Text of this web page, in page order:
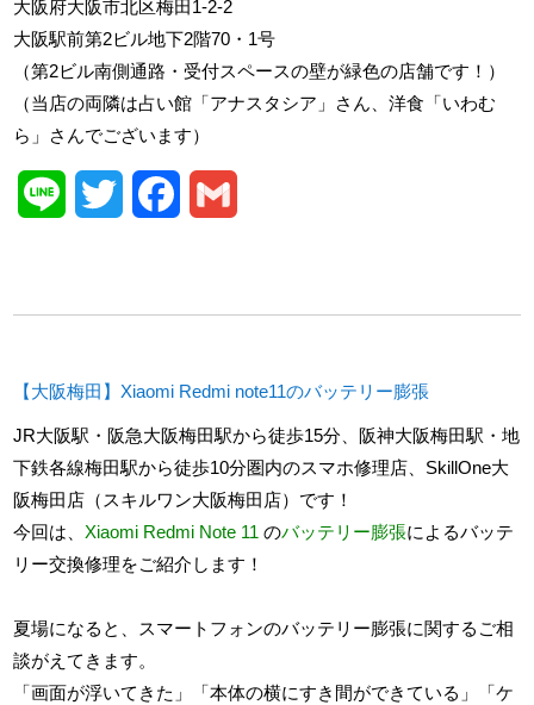
大阪府大阪市北区梅田1-2-2
大阪駅前第2ビル地下2階70・1号
（第2ビル南側通路・受付スペースの壁が緑色の店舗です！）
（当店の両隣は占い館「アナスタシア」さん、洋食「いわむ
ら」さんでございます）
Line Twitter Facebook
【大阪梅田】Xiaomi Redmi note11のバッテリー膨張
JR大阪駅・阪急大阪梅田駅から徒歩15分、阪神大阪梅田駅・地
下鉄各線梅田駅から徒歩10分圏内のスマホ修理店、SkillOne大
阪梅田店（スキルワン大阪梅田店）です！
今回は、Xiaomi Redmi Note 11 のバッテリー膨張によるバッテ
リー交換修理をご紹介します！
夏場になると、スマートフォンのバッテリー膨張に関するご相
談がえてきます。
「画面が浮いてきた」「本体の横にすき間ができている」「ケ